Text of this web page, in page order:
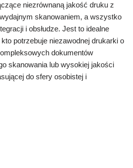
niezrównaną jakość druku z
skanowaniem, a wszystko
i obsłudze. Jest to idealne
potrzebuje niezawodnej drukarki o
dokumentów
skanowania lub wysokiej jakości
do sfery osobistej i